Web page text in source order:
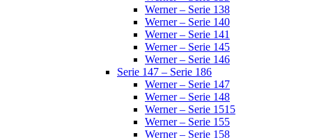
Werner – Serie 138
Werner – Serie 140
Werner – Serie 141
Werner – Serie 145
Werner – Serie 146
Serie 147 – Serie 186
Werner – Serie 147
Werner – Serie 148
Werner – Serie 1515
Werner – Serie 155
Werner – Serie 158